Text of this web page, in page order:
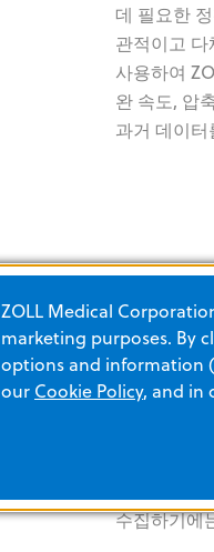
데 필요한
관적이고
사용하여
완 속도, 압
과거 데이
코드를 문
수집하기에
ZOLL Medical
marketing purposes. By
options and information
our Cookie Policy, and in